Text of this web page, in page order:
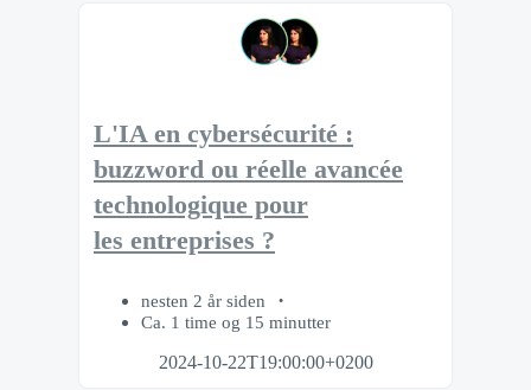
L'IA en cybersécurité :
buzzword ou réelle avancée
technologique pour
les entreprises ?
nesten 2 år siden
Ca. 1 time og 15 minutter
2024-10-22T19:00:00+0200